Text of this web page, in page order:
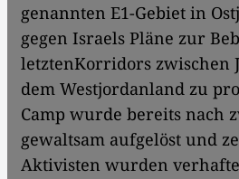
genannten E1-Gebiet in
gegen Israels Pläne zur
letztenKorridors zwischen
dem Westjordanland zu
Camp wurde bereits nach
gewaltsam aufgelöst und
Aktivisten wurden